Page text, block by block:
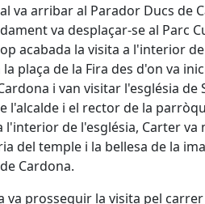
va arribar al Parador Ducs de
va desplaçar-se al Parc
acabada la visita a l'interior
plaça de la Fira des d'on va
i van visitar l'església de
l'alcalde i el rector de la
l'interior de l'església, Carter va
del temple i la bellesa de la
Cardona.
va prosseguir la visita pel